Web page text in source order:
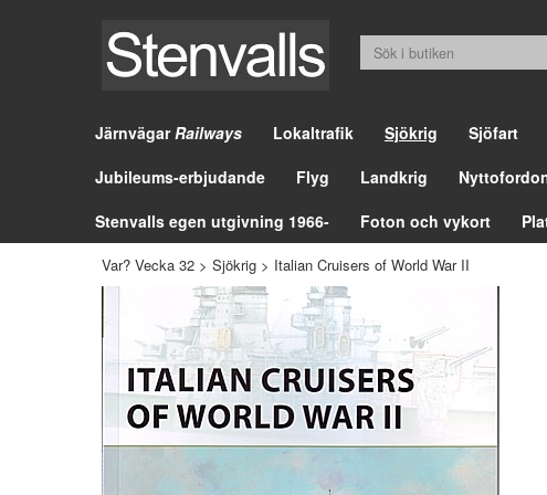
JärnvägarRailways Lokaltrafik Sjökrig Sjöfart
Jubileums-erbjudande
Flyg Landkrig
Stenvalls egen utgivning 1966-
Foton och vykort
Var? Vecka 32 > Sjökrig > Italian Cruisers of World War II